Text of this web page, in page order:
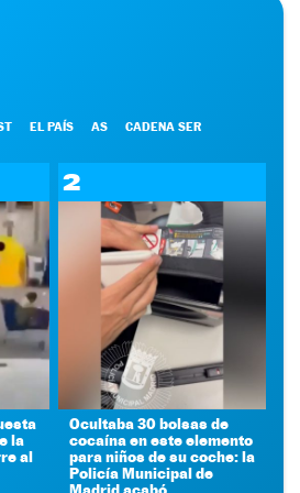
EL PAÍS AS CADENA SER
la
al
2
Ocultaba 30 bolsas de
cocaína en este elemento
para niños de su coche: la
Policía Municipal de